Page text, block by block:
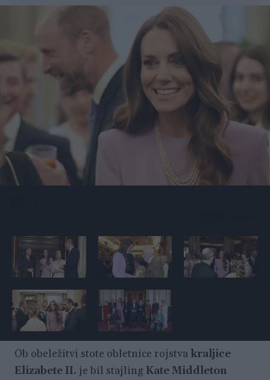
Ob obeležitvi stote obletnice rojstva kraljice
Elizabete II. je bil stajlingKate Middleton